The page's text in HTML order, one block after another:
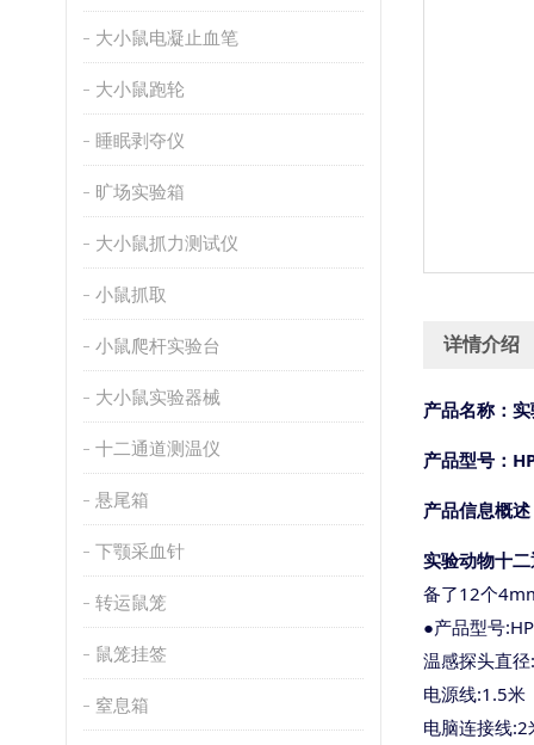
大小鼠电凝止血笔
大小鼠跑轮
睡眠剥夺仪
旷场实验箱
大小鼠抓力测试仪
小鼠抓取
小鼠爬杆实验台
大小鼠实验器械
十二通道测温仪
悬尾箱
下颚采血针
转运鼠笼
鼠笼挂签
窒息箱
详情介绍
产品名称：
产品型号：
产品信息概述
实验动物十
备了12个
●产品型号
温感探头直径
电源线:1.5米
电脑连接线:2